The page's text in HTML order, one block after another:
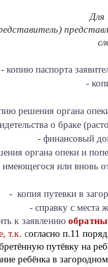
Для
- копию паспорта
-
решения органа
о браке
- финансовый
органа опеки и
или вновь
- копия путевки в
- cправку с места
к заявлению
т.к. согласно п.11
путёвку на
ребёнка в